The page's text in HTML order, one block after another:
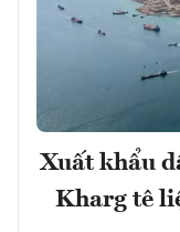
Xuất khẩu
Kharg tê